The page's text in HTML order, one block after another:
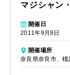
マジシャン
開催日
2011年9月8日
開催場所
奈良県奈良市、橿